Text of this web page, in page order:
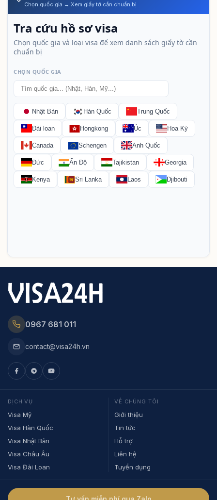
Chọn quốc gia → Xem giấy tờ cần chuẩn bị
0967 681 011
contact@visa24h.vn
DỊCH VỤ
Visa Mỹ
Visa Hàn Quốc
Visa Nhật Bản
Visa Châu Âu
Visa Đài Loan
VỀ CHÚNG TÔI
Giới thiệu
Tin tức
Hỗ trợ
Liên hệ
Tuyển dụng